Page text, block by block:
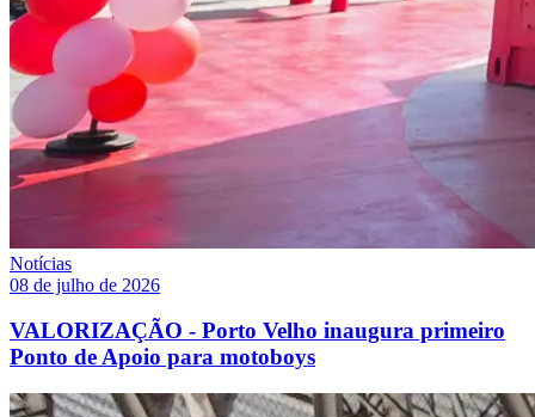
Notícias
08 de julho de 2026
VALORIZAÇÃO - Porto Velho inaugura primeiro
Ponto de Apoio para motoboys